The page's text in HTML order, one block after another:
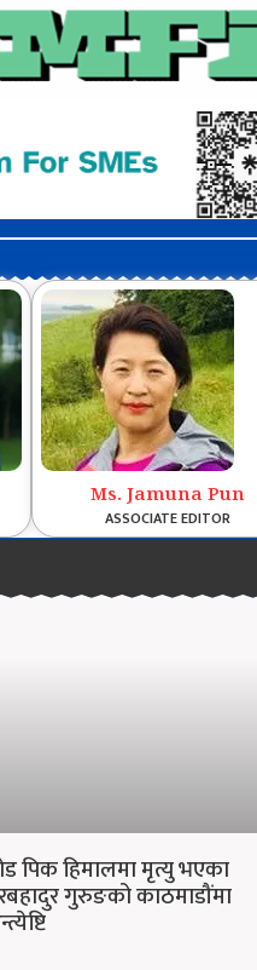
Ms. Jamuna Pun
ASSOCIATE EDITOR
पिक हिमालमा मृत्यु भएका
गुरुङको काठमाडौंमा